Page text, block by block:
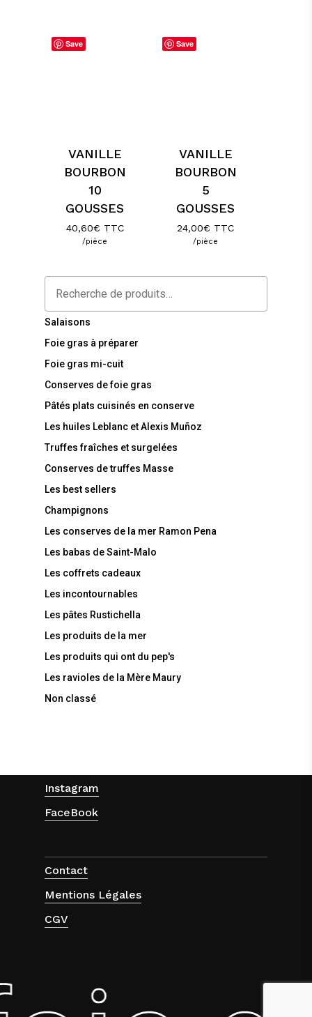
Save
VANILLE
BOURBON
10
GOUSSES
40,60€ TTC
/pièce
Save
VANILLE
BOURBON
5
GOUSSES
24,00€ TTC
/pièce
Salaisons
Foie gras à préparer
Foie gras mi-cuit
Conserves de foie gras
Pâtés plats cuisinés en conserve
Les huiles Leblanc et Alexis Muñoz
Truffes fraîches et surgelées
Conserves de truffes Masse
Les best sellers
Champignons
Les conserves de la mer Ramon Pena
Les babas de Saint-Malo
Les coffrets cadeaux
Les incontournables
Les pâtes Rustichella
Les produits de la mer
Les produits qui ont du pep's
Les ravioles de la Mère Maury
Non classé
Instagram
FaceBook
Contact
Mentions Légales
CGV